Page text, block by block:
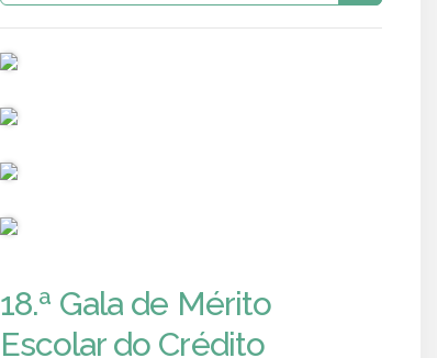
18.ª Gala de Mérito
Escolar do Crédito